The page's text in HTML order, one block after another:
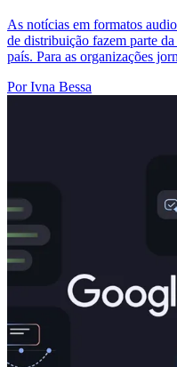
As notícias em formatos
de distribuição fazem parte
país. Para as organizações
Por Ivna Bessa